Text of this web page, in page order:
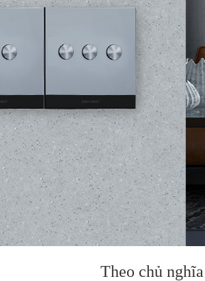
Theo chủ